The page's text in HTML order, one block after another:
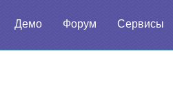
Демо Форум Сервисы